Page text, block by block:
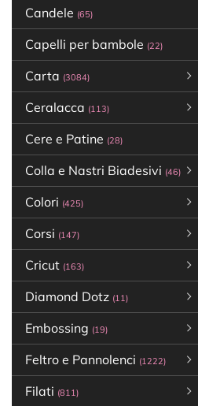
Candele (65)
Capelli per bambole (22)
Carta (3084)
Ceralacca (113)
Cere e Patine (28)
Colla e Nastri Biadesivi (46)
Colori (425)
Corsi (147)
Cricut (163)
Diamond Dotz (11)
Embossing (19)
Feltro e Pannolenci (1222)
Filati (811)